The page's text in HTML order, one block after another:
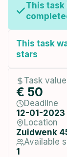
This
This task
stars
Task value
€ 50
Deadline
12-01-2023
Location
Zuidwenk
Available
1